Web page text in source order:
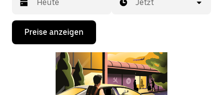
Drücke
Nach-
Jetzt
Preise anzeigen